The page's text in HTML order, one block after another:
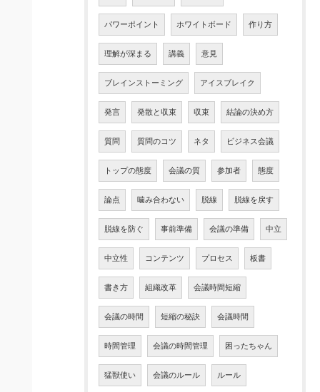
パワーポイント ホワイトボード 作り方
理解が深まる 講義 意見
ブレインストーミング アイスブレイク
発言 発散と収束 収束 結論の決め方
質問 質問のコツ ネタ ビジネス会議
トップの態度 会議の質 参加者 態度
論点 噛み合わない 脱線 脱線を戻す
脱線を防ぐ 事前準備 会議の準備 中立
中立性 コンテンツ プロセス 板書
書き方 組織改革 会議時間短縮
会議の時間 短縮の秘訣 会議時間
時間管理 会議の時間管理 困ったちゃん
猛獣使い 会議のルール ルール